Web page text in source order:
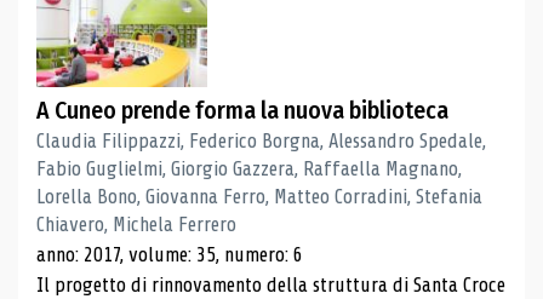
A Cuneo prende forma la nuova biblioteca
Claudia Filippazzi, Federico Borgna, Alessandro Spedale,
Fabio Guglielmi, Giorgio Gazzera, Raffaella Magnano,
Lorella Bono, Giovanna Ferro, Matteo Corradini, Stefania
Chiavero, Michela Ferrero
anno: 2017, volume: 35, numero: 6
Il progetto di rinnovamento della struttura di Santa Croce